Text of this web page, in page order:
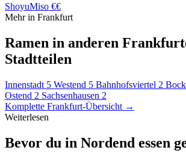
ShoyuMiso €€
Mehr in Frankfurt
Ramen in anderen
Stadtteilen
Innenstadt 5 Westend 5 Bahnhofsviertel 2
Ostend 2 Sachsenhausen 2
Komplette Frankfurt-Übersicht →
Weiterlesen
Bevor du in Nordend essen